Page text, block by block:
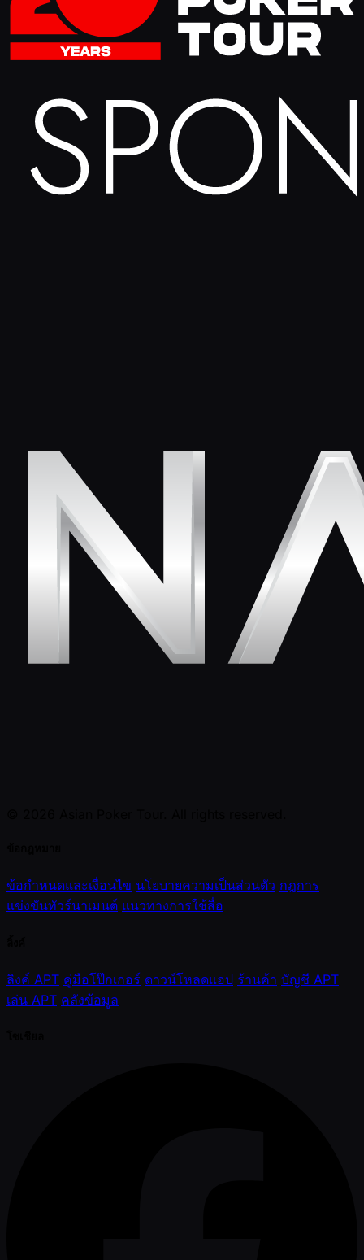
ข้อกำหนดและเงื่อนไข นโยบายความเป็นส่วนตัว กฎการ
แข่งขันทัวร์นาเมนต์ แนวทางการใช้สื่อ
ลิงค์ APT คู่มือโป๊กเกอร์ ดาวน์โหลดแอป ร้านค้า บัญชี APT
เล่น APT คลังข้อมูล